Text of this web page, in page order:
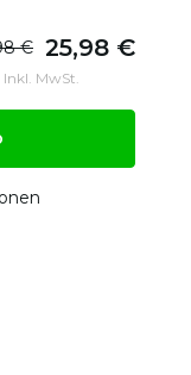
€ 25,98 €
Inkl. MwSt.